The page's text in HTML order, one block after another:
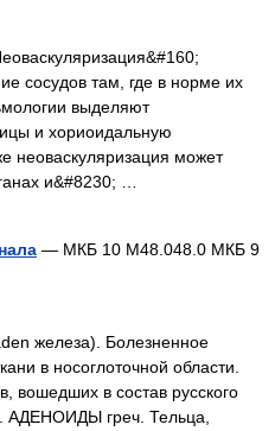
сосудов там, где в норме их
выделяют
и хориоидальную
неоваскуляризация может
и&#8230; …
— МКБ 10 M48.048.0 МКБ 9
железа). Болезненное
в носоглоточной области.
вошедших в состав русского
АДЕНОИДЫ греч. Тельца,